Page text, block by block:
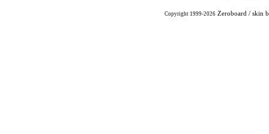
Copyright 1999-2026 Zeroboard / skin